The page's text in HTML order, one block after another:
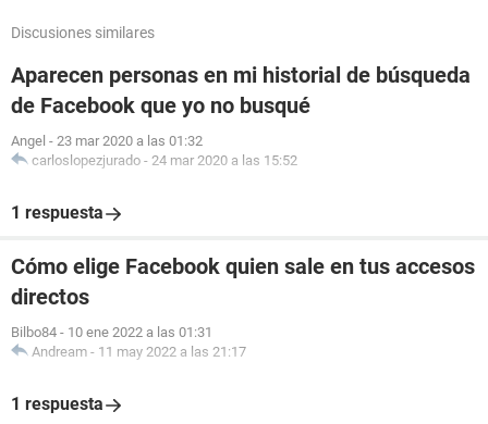
Discusiones similares
Aparecen personas en mi historial de búsqueda
de Facebook que yo no busqué
Angel - 23 mar 2020 a las 01:32
carloslopezjurado - 24 mar 2020 a las 15:52
1 respuesta
Cómo elige Facebook quien sale en tus accesos
directos
Bilbo84 - 10 ene 2022 a las 01:31
Andream - 11 may 2022 a las 21:17
1 respuesta